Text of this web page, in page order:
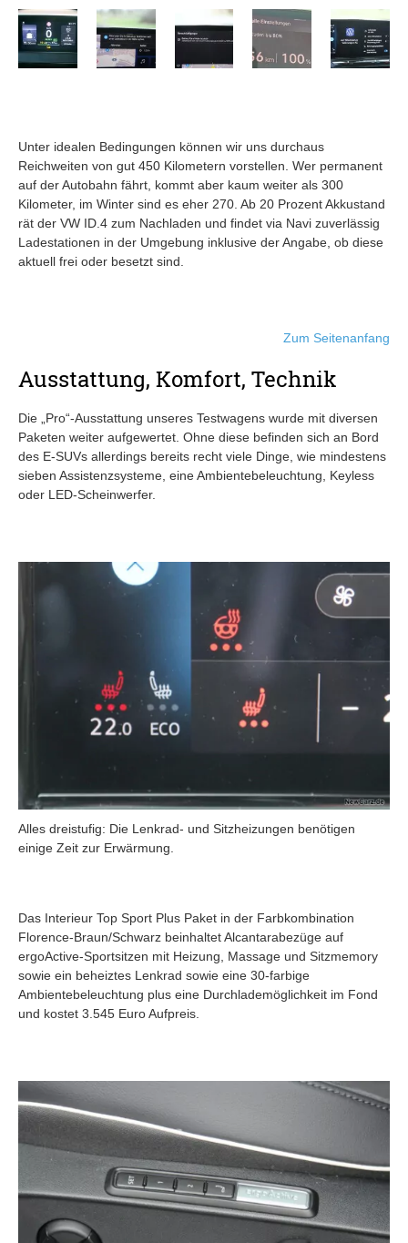
Unter idealen Bedingungen können wir uns durchaus
Reichweiten von gut 450 Kilometern vorstellen. Wer permanent
auf der Autobahn fährt, kommt aber kaum weiter als 300
Kilometer, im Winter sind es eher 270. Ab 20 Prozent Akkustand
rät der VW ID.4 zum Nachladen und findet via Navi zuverlässig
Ladestationen in der Umgebung inklusive der Angabe, ob diese
aktuell frei oder besetzt sind.
Zum Seitenanfang
Ausstattung, Komfort, Technik
Die „Pro“-Ausstattung unseres Testwagens wurde mit diversen
Paketen weiter aufgewertet. Ohne diese befinden sich an Bord
des E-SUVs allerdings bereits recht viele Dinge, wie mindestens
sieben Assistenzsysteme, eine Ambientebeleuchtung, Keyless
oder LED-Scheinwerfer.
Alles dreistufig: Die Lenkrad- und Sitzheizungen benötigen
einige Zeit zur Erwärmung.
Das Interieur Top Sport Plus Paket in der Farbkombination
Florence-Braun/Schwarz beinhaltet Alcantarabezüge auf
ergoActive-Sportsitzen mit Heizung, Massage und Sitzmemory
sowie ein beheiztes Lenkrad sowie eine 30-farbige
Ambientebeleuchtung plus eine Durchlademöglichkeit im Fond
und kostet 3.545 Euro Aufpreis.